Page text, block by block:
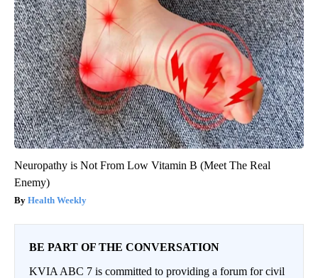
Neuropathy is Not From Low Vitamin B (Meet The Real
Enemy)
Health Weekly
BE PART OF THE CONVERSATION
KVIA ABC 7 is committed to providing a forum for civil